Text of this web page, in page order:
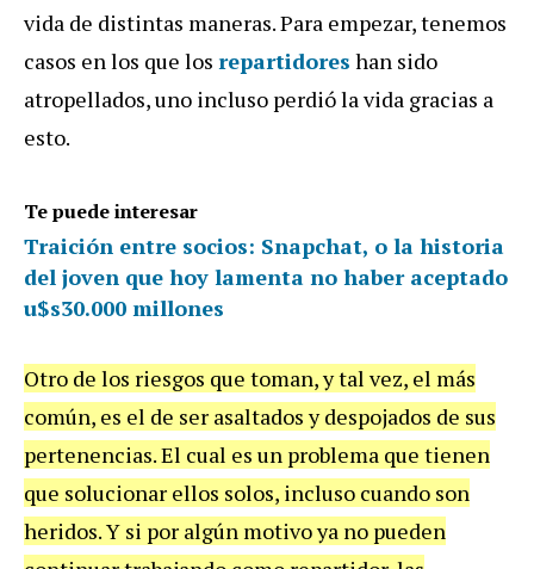
vida de distintas maneras. Para empezar, tenemos
casos en los que los repartidores han sido
atropellados, uno incluso perdió la vida gracias a
esto.
Te puede interesar
Traición entre socios: Snapchat, o la historia
del joven que hoy lamenta no haber aceptado
u$s30.000 millones
Otro de los riesgos que toman, y tal vez, el más
común, es el de ser asaltados y despojados de sus
pertenencias. El cual es un problema que tienen
que solucionar ellos solos, incluso cuando son
heridos. Y si por algún motivo ya no pueden